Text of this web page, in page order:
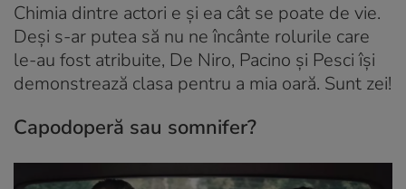
Chimia dintre actori e și ea cât se poate de vie.
Deși s-ar putea să nu ne încânte rolurile care
le-au fost atribuite, De Niro, Pacino și Pesci își
demonstrează clasa pentru a mia oară. Sunt zei!
Capodoperă sau somnifer?